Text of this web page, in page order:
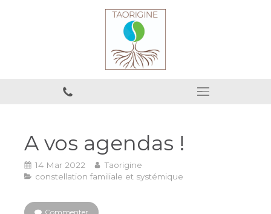
A vos agendas !
14 Mar 2022
Taorigine
constellation familiale et systémique
Commenter